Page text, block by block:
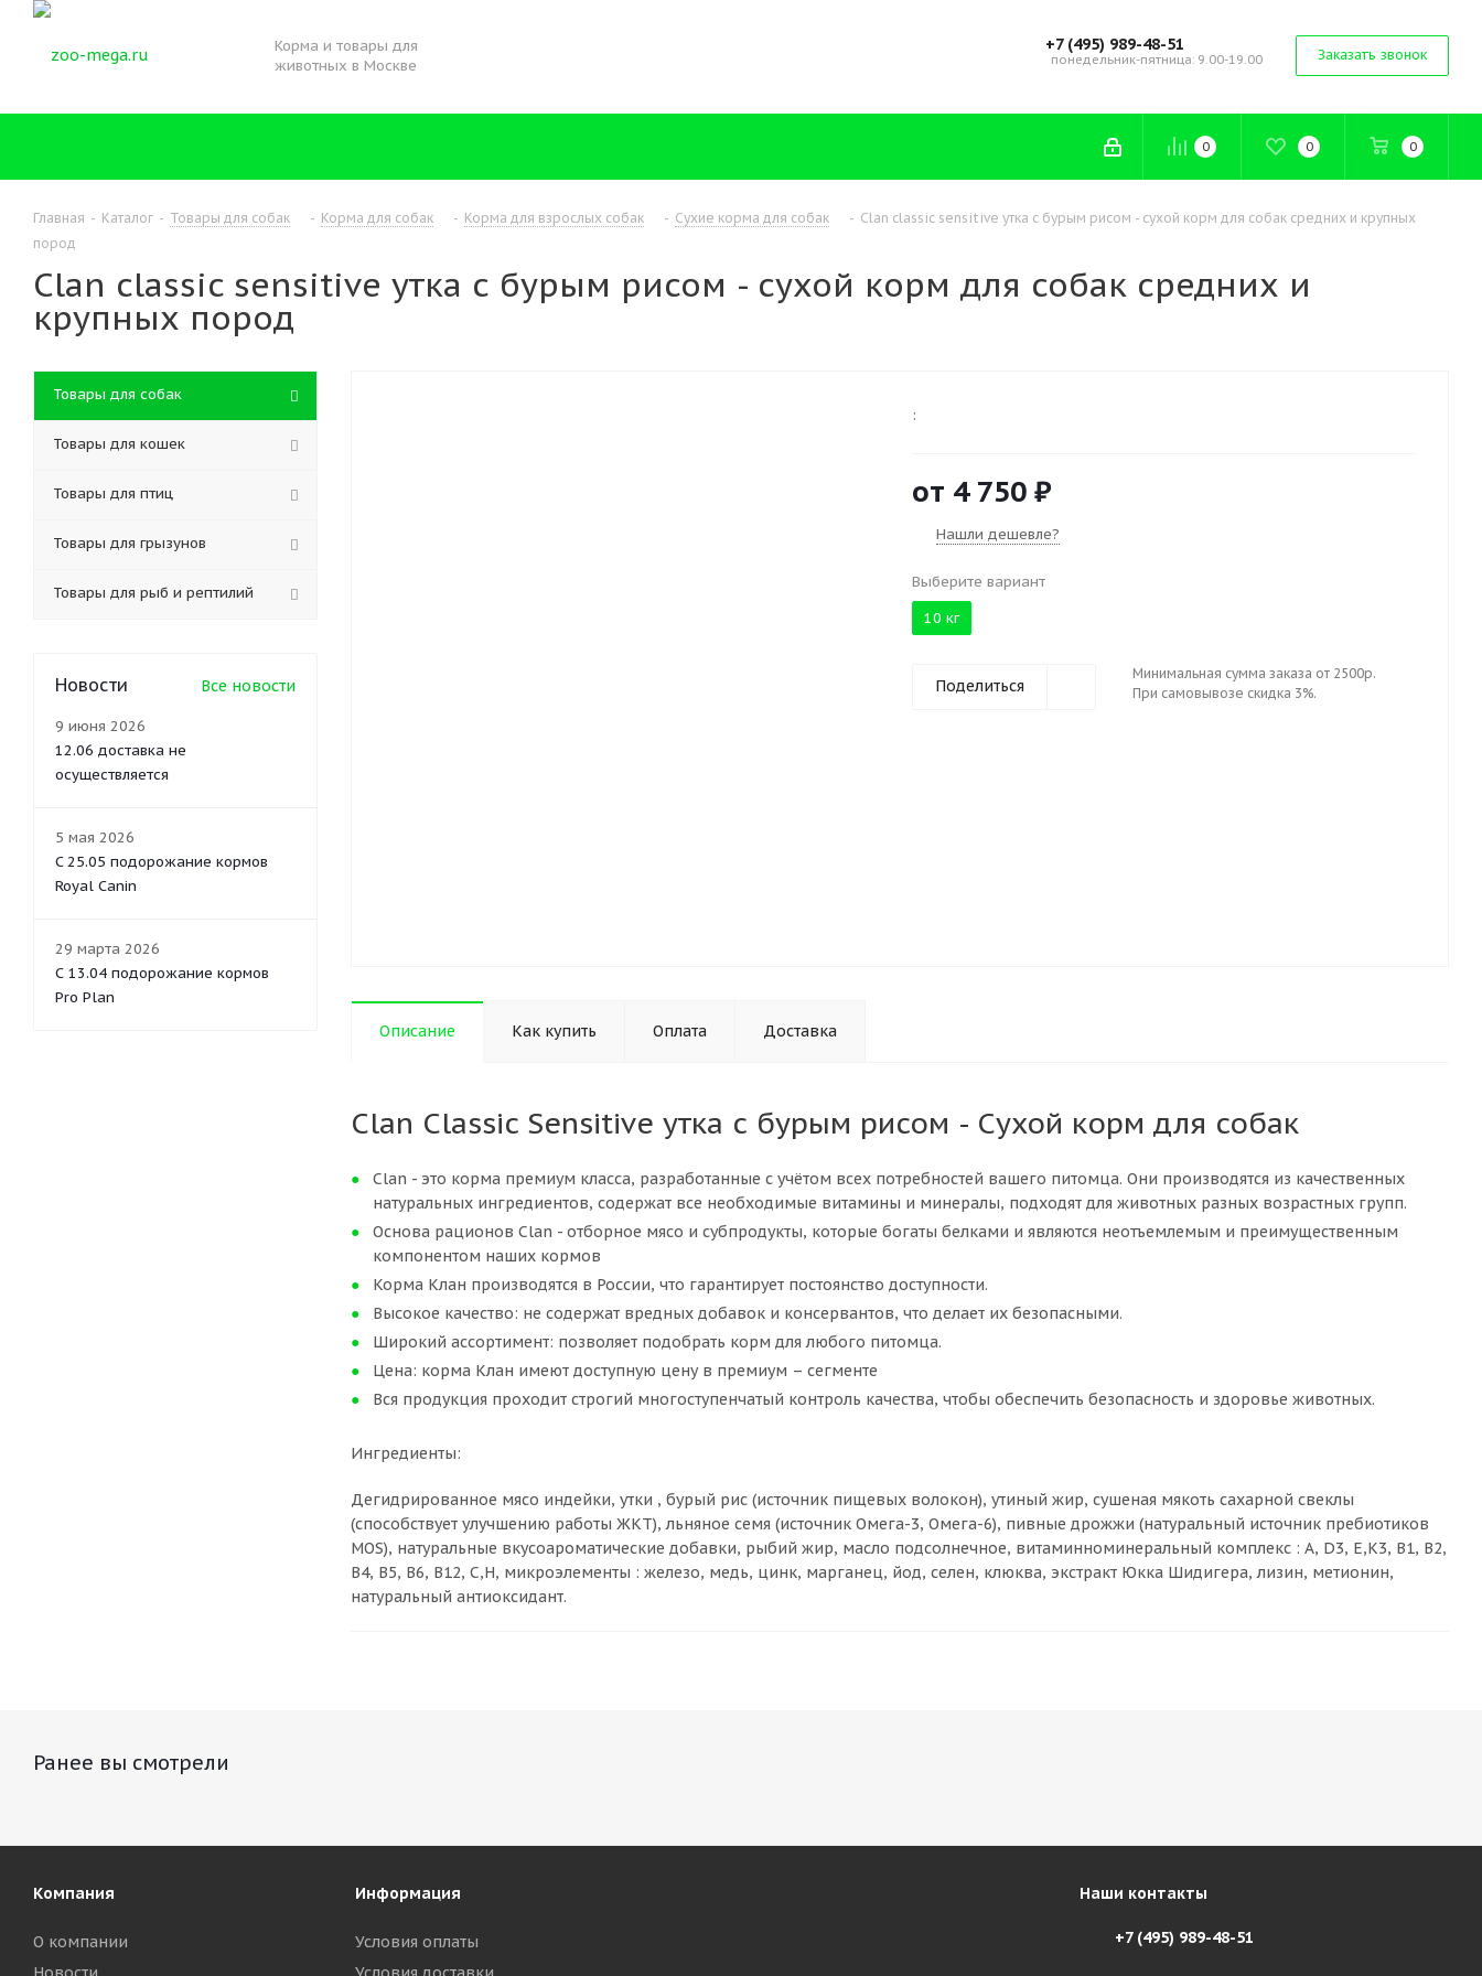
Корма и товары для
животных в Москве
+7 (495) 989-48-51
понедельник-пятница: 9.00-19.00 Заказать звонок
0 0 0
Главная - Каталог - Товары для собак - Корма для собак - Корма для взрослых собак - Сухие корма для собак - Clan classic sensitive утка с бурым рисом - сухой корм для собак средних и крупных
пород
Clan classic sensitive утка с бурым рисом - сухой корм для собак средних и
крупных пород
:
от 4 750 ₽
Нашли дешевле?
Выберите вариант
10 кг
Поделиться
Минимальная сумма заказа от 2500р.
При самовывозе скидка 3%.
Описание Как купить Оплата Доставка
Clan Classic Sensitive утка с бурым рисом - Сухой корм для собак
Clan - это корма премиум класса, разработанные с учётом всех потребностей вашего питомца. Они производятся из качественных
натуральных ингредиентов, содержат все необходимые витамины и минералы, подходят для животных разных возрастных групп.
Основа рационов Clan - отборное мясо и субпродукты, которые богаты белками и являются неотъемлемым и преимущественным
компонентом наших кормов
Корма Клан производятся в России, что гарантирует постоянство доступности.
Высокое качество: не содержат вредных добавок и консервантов, что делает их безопасными.
Широкий ассортимент: позволяет подобрать корм для любого питомца.
Цена: корма Клан имеют доступную цену в премиум – сегменте
Вся продукция проходит строгий многоступенчатый контроль качества, чтобы обеспечить безопасность и здоровье животных.
Ингредиенты:
Дегидрированное мясо индейки, утки , бурый рис (источник пищевых волокон), утиный жир, сушеная мякоть сахарной свеклы
(способствует улучшению работы ЖКТ), льняное семя (источник Омега-3, Омега-6), пивные дрожжи (натуральный источник пребиотиков
MOS), натуральные вкусоароматические добавки, рыбий жир, масло подсолнечное, витаминноминеральный комплекс : A, D3, E,К3, B1, B2,
B4, B5, B6, B12, C,H, микроэлементы : железо, медь, цинк, марганец, йод, селен, клюква, экстракт Юкка Шидигера, лизин, метионин,
натуральный антиоксидант.
Товары для собак
Товары для кошек
Товары для птиц
Товары для грызунов
Товары для рыб и рептилий
Новости Все новости
9 июня 2026
12.06 доставка не
осуществляется
5 мая 2026
C 25.05 подорожание кормов
Royal Canin
29 марта 2026
С 13.04 подорожание кормов
Pro Plan
Ранее вы смотрели
Компания
О компании
Информация
Условия оплаты
Наши контакты
+7 (495) 989-48-51